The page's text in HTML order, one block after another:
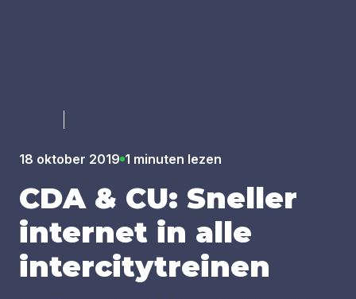
18 oktober 2019 1 minuten lezen
CDA & CU: Snel­ler
inter­net in alle
inter­ci­ty­trei­nen